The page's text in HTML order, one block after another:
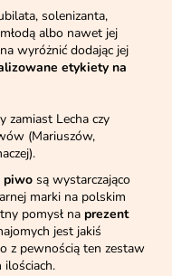
solenizanta,
albo nawet jej
wyróżnić dodając jej
etykiety na
zamiast Lecha czy
(Mariuszów,
piwo są wystarczająco
marki na polskim
pomysł na prezent
jest jakiś
z pewnością ten zestaw